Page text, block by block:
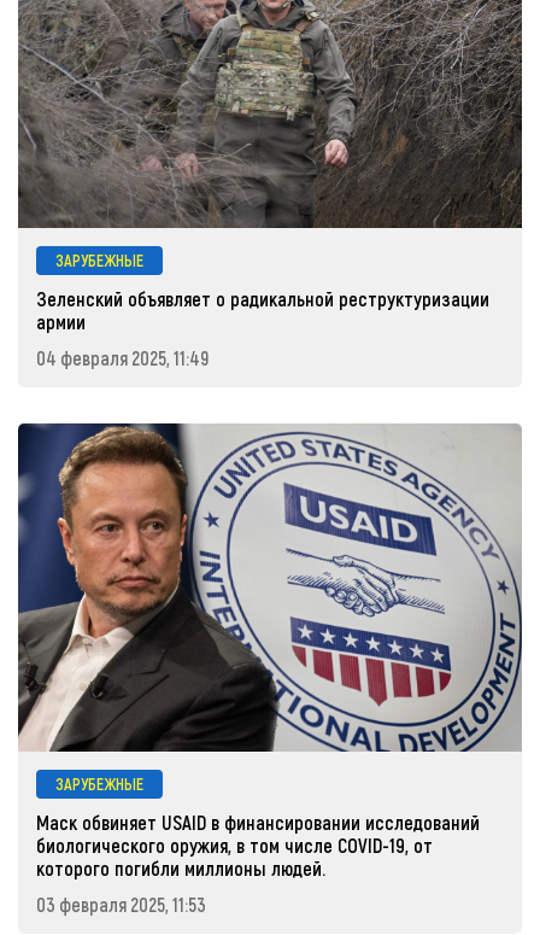
ЗАРУБЕЖНЫЕ
Зеленский объявляет о радикальной реструктуризации
армии
04 февраля 2025, 11:49
ЗАРУБЕЖНЫЕ
Маск обвиняет USAID в финансировании исследований
биологического оружия, в том числе COVID-19, от
которого погибли миллионы людей.
03 февраля 2025, 11:53